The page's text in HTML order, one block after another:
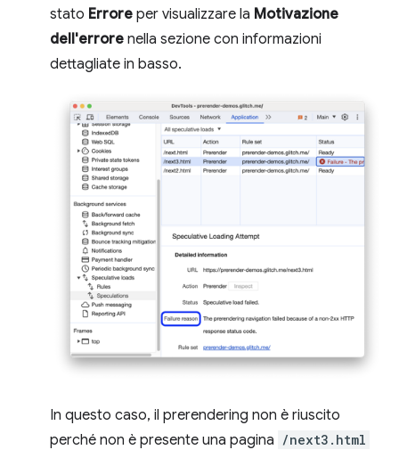
stato Errore per visualizzare la Motivazione
dell'errore nella sezione con informazioni
dettagliate in basso.
In questo caso, il prerendering non è riuscito
perché non è presente una pagina /next3.html